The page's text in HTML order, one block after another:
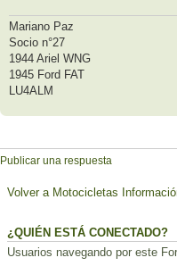
Mariano Paz
Socio n°27
1944 Ariel WNG
1945 Ford FAT
LU4ALM
Publicar una respuesta
Volver a Motocicletas
¿QUIÉN ESTÁ CONECTADO?
Usuarios navegando por este